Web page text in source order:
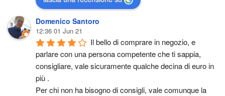
Domenico Santoro
12:36 01 Jun 21
Il bello di comprare in negozio, e
parlare con una persona competente che ti sappia,
consigliare, vale sicuramente qualche decina di euro in
più .
Per chi non ha bisogno di consigli, vale comunque la